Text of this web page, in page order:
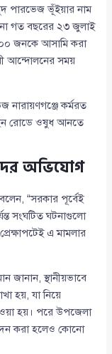
পারভেজ ভূঁইয়ার নাম
গত বছরের ২৩ জুলাই
জনকে আসামি করা
আন্দোলনের সময়
নারায়ণগঞ্জে কর্মরত
রোডে ওষুধ আনতে
অভিযোগ
“সরকার পূর্বেই
সংঘটিত ঘটনাগুলো
এ মামলার
জানান, স্থানীয়ভাবে
হয়, যা নিয়ে
হয়। পরে উপজেলা
করা হলেও কোনো